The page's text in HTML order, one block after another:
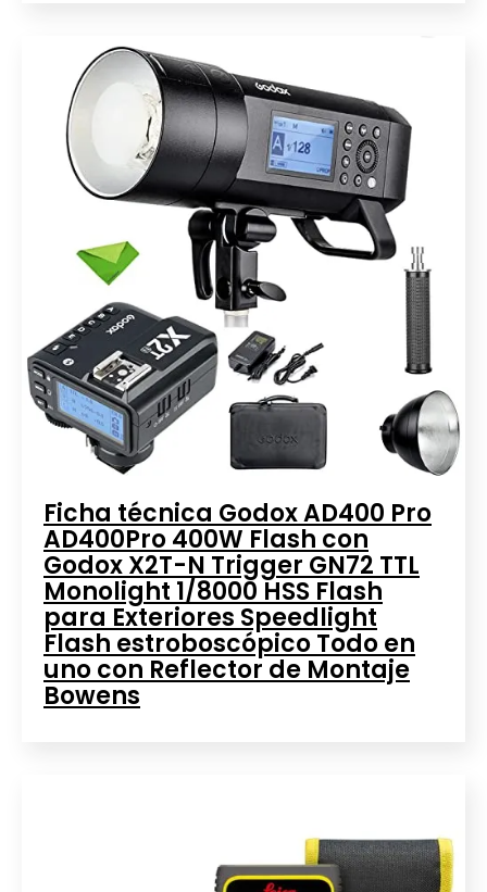
Ficha técnica Godox AD400 Pro
AD400Pro 400W Flash con
Godox X2T-N Trigger GN72 TTL
Monolight 1/8000 HSS Flash
para Exteriores Speedlight
Flash estroboscópico Todo en
uno con Reflector de Montaje
Bowens